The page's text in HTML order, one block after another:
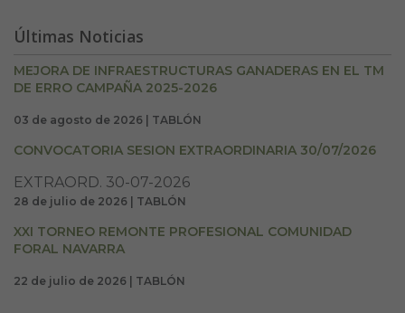
Últimas Noticias
MEJORA DE INFRAESTRUCTURAS GANADERAS EN EL TM
DE ERRO CAMPAÑA 2025-2026
03 de agosto de 2026 | TABLÓN
CONVOCATORIA SESION EXTRAORDINARIA 30/07/2026
EXTRAORD. 30-07-2026
28 de julio de 2026 | TABLÓN
XXI TORNEO REMONTE PROFESIONAL COMUNIDAD
FORAL NAVARRA
22 de julio de 2026 | TABLÓN